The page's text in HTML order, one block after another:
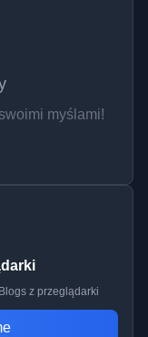
myślami!
z przeglądarki